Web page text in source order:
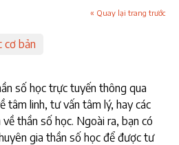
« Quay lại trang trước
cơ bản
số học trực tuyến thông qua
tâm linh, tư vấn tâm lý, hay các
thần số học. Ngoài ra, bạn có
gia thần số học để được tư